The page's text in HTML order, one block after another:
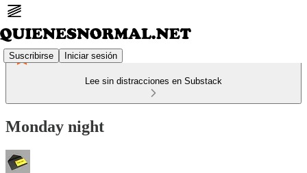
Suscribirse Iniciar sesión
Lee sin distracciones en Substack
Monday night